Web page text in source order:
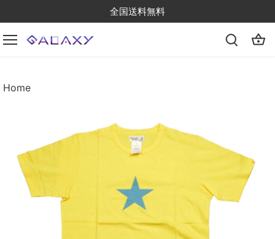
to
content
全国送料無料
Home